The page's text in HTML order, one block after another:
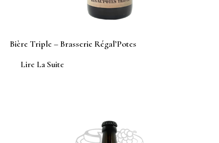
Bière Triple – Brasserie Régal’Potes
Lire La Suite